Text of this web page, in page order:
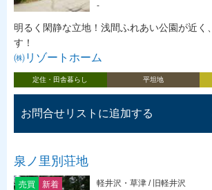
-
明るく閑静な立地！浅間ふれあい公園が近く
す！
㈱リゾートホーム
定住・田舎暮らし 平坦地
お問合せリストに追加する
泉ノ里別荘地
売買 新着
軽井沢・草津 / 旧軽井沢